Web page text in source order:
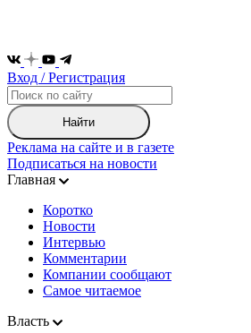
Вход / Регистрация
Найти
Реклама на сайте и в газете
Подписаться на новости
Главная
Коротко
Новости
Интервью
Комментарии
Компании сообщают
Самое читаемое
Власть